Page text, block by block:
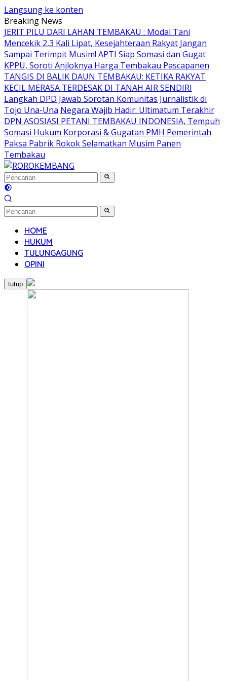
Langsung ke konten
Breaking News
JERIT PILU DARI LAHAN TEMBAKAU ​: Modal Tani
Mencekik 2,3 Kali Lipat, Kesejahteraan Rakyat Jangan
Sampai Terimpit Musim! APTI Siap Somasi dan Gugat
KPPU, Soroti Anjloknya Harga Tembakau Pascapanen
TANGIS DI BALIK DAUN TEMBAKAU: KETIKA RAKYAT
KECIL MERASA TERDESAK DI TANAH AIR SENDIRI
Langkah DPD Jawab Sorotan Komunitas Jurnalistik di
Tojo Una-Una Negara Wajib Hadir: Ultimatum Terakhir
DPN ASOSIASI PETANI TEMBAKAU INDONESIA, Tempuh
Somasi Hukum Korporasi & Gugatan PMH Pemerintah
Paksa Pabrik Rokok Selamatkan Musim Panen
Tembakau
HOME
HUKUM
TULUNGAGUNG
OPINI
tutup